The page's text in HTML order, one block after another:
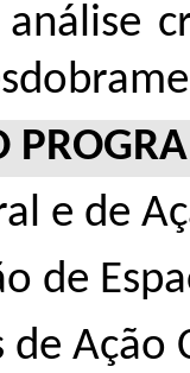
e de
de
de Ação